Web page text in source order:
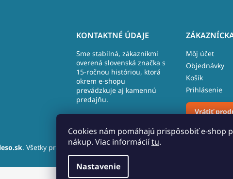
Cookies nám pomáhajú prispôsobiť e-shop
nákup. Viac informáciítu.
Nastavenie
KONTAKTNÉ ÚDAJE
Sme stabilná, zákazníkmi
overená slovenská značka s
15-ročnou históriou, ktorá
okrem e-shopu
prevádzkuje aj kamennú
predajňu.
Nižná
+421 (9)10 109 096
Môj účet
Objednávky
Košík
Prihlásenie
Vrátiť
. Všetky práva vyhradené.Upraviť nastavenie cookies